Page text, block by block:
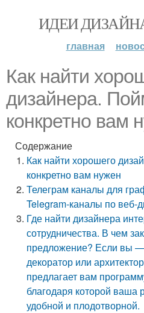
ИДЕИ
главная
Как найти
дизайнера.
конкретно вам
Содержание
Как найти хорошего
конкретно вам нужен
Телеграм каналы для
Telegram-каналы по веб-
Где найти дизайнера
сотрудничества. В чем
предложение? Если вы —
декоратор или
предлагает вам
благодаря которой ваша
удобной и плодотворной.